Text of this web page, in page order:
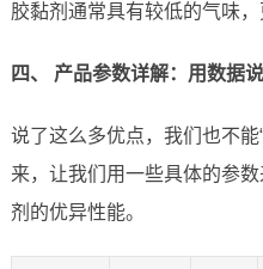
胶黏剂通常具有较低的气味，
四、 产品参数详解：用数据
说了这么多优点，我们也不
来，让我们用一些具体的参
剂的优异性能。